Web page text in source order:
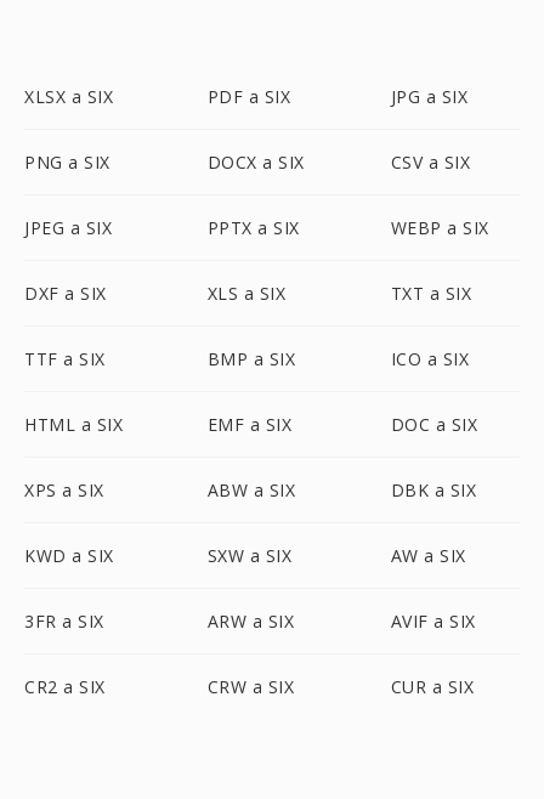
XLSX a SIX PDF a SIX JPG a SIX
PNG a SIX DOCX a SIX CSV a SIX
JPEG a SIX PPTX a SIX WEBP a SIX
DXF a SIX XLS a SIX TXT a SIX
TTF a SIX BMP a SIX ICO a SIX
HTML a SIX EMF a SIX DOC a SIX
XPS a SIX ABW a SIX DBK a SIX
KWD a SIX SXW a SIX AW a SIX
3FR a SIX ARW a SIX AVIF a SIX
CR2 a SIX CRW a SIX CUR a SIX